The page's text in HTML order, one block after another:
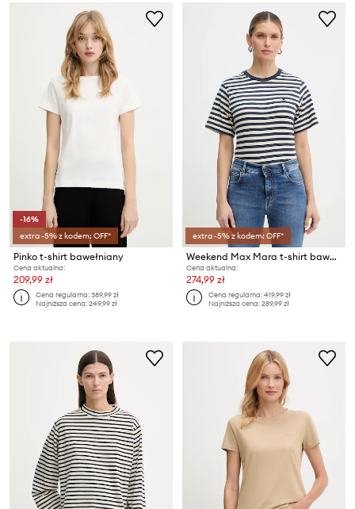
-16%
extra -5% z kodem: OFF*
Pinko t-shirt bawełniany
Cena aktualna:
209,99 zł
Cena regularna:389,99 zł
Najniższa cena:249,99 zł
extra -5% z kodem: OFF*
Weekend Max Mara t-shirt bawełniany VENACO
Cena aktualna:
274,99 zł
Cena regularna:419,99 zł
Najniższa cena:289,99 zł